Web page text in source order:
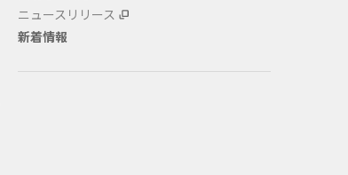
ニュースリリース
新着情報